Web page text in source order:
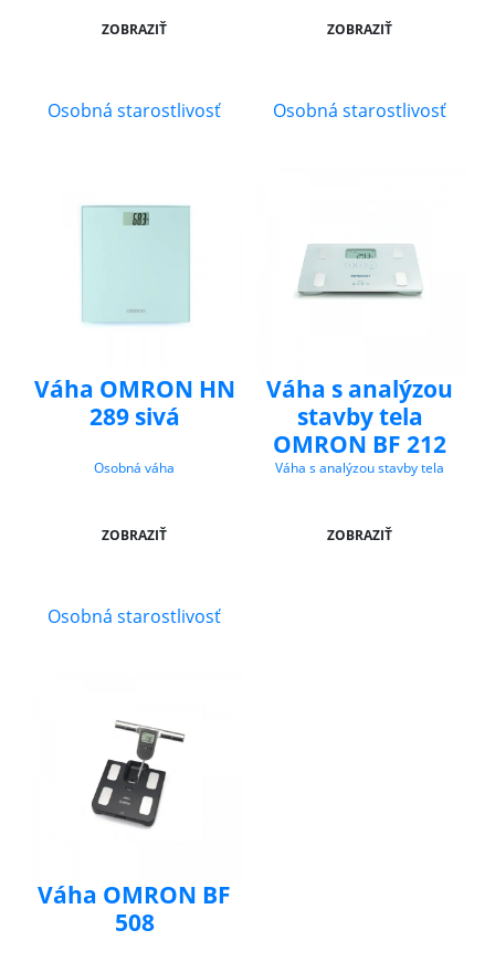
ZOBRAZIŤ ZOBRAZIŤ
Osobná starostlivosť
Váha OMRON HN
289 sivá
Osobná váha
ZOBRAZIŤ
Osobná starostlivosť
Váha s analýzou
stavby tela
OMRON BF 212
Váha s analýzou stavby tela
ZOBRAZIŤ
Osobná starostlivosť
Váha OMRON BF
508